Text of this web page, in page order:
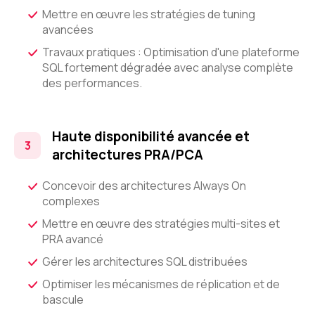
Mettre en œuvre les stratégies de tuning
avancées
Travaux pratiques : Optimisation d'une plateforme
SQL fortement dégradée avec analyse complète
des performances.
Haute disponibilité avancée et
architectures PRA/PCA
Concevoir des architectures Always On
complexes
Mettre en œuvre des stratégies multi-sites et
PRA avancé
Gérer les architectures SQL distribuées
Optimiser les mécanismes de réplication et de
bascule